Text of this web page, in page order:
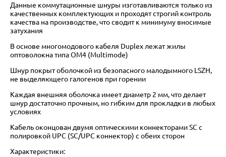
Данные коммутационные шнуры изготавливаются только из
качественных комплектующих и проходят строгий контроль
качества на производстве, что сводит к минимуму вносимые
затухания
В основе многомодового кабеля Duplex лежат жилы
оптоволокна типа OM4 (Multimode)
Шнур покрыт оболочкой из безопасного малодымного LSZH,
не выделяющего галогенов при горении
Каждая внешняя оболочка имеет диаметр 2 мм, что делает
шнур достаточно прочным, но гибким для прокладки в любых
условиях
Кабель оконцован двумя оптическими коннекторами SC с
полировкой UPC (SC/UPC коннектор) с обеих сторон
Характеристики: